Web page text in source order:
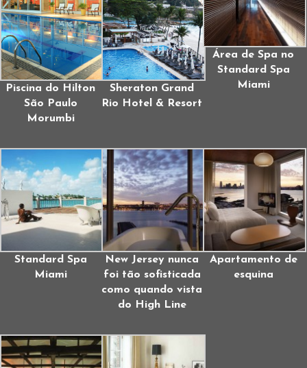
Piscina do Hilton
São Paulo
Morumbi
Sheraton Grand
Rio Hotel & Resort
Área de Spa no
Standard Spa
Miami
Standard Spa
Miami
New Jersey nunca
foi tão sofisticada
como quando vista
do High Line
Apartamento de
esquina